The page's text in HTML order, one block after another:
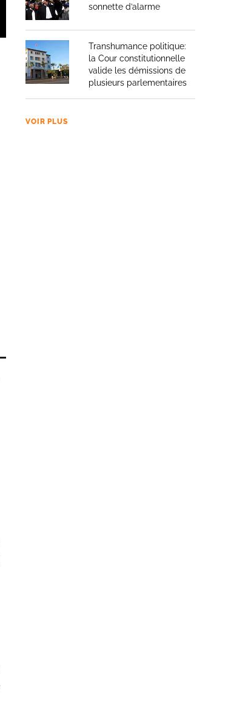
sonnette d’alarme
Transhumance politique:
la Cour constitutionnelle
valide les démissions de
plusieurs parlementaires
VOIR PLUS